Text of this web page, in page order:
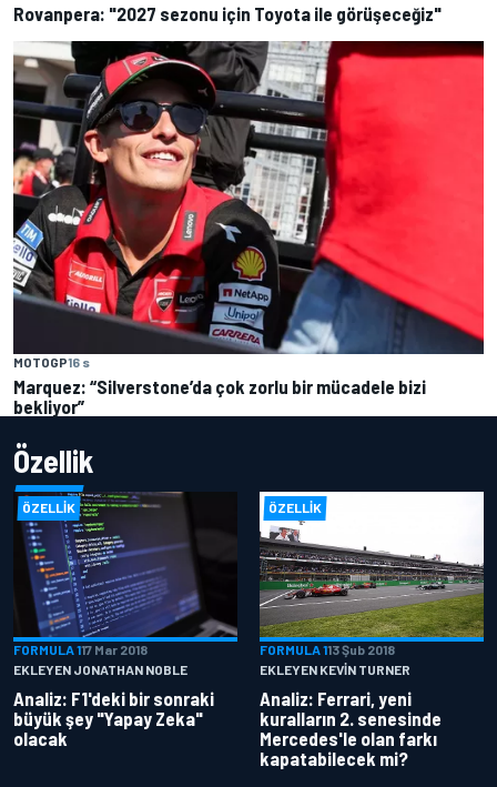
Rovanpera: "2027 sezonu için Toyota ile görüşeceğiz"
MOTOGP16 s
Marquez: “Silverstone’da çok zorlu bir mücadele bizi
bekliyor”
Özellik
ÖZELLIK
FORMULA 117 Mar 2018
EKLEYEN JONATHAN NOBLE
Analiz: F1'deki bir sonraki
büyük şey "Yapay Zeka"
olacak
ÖZELLIK
FORMULA 113 Şub 2018
EKLEYEN KEVIN TURNER
Analiz: Ferrari, yeni
kuralların 2. senesinde
Mercedes'le olan farkı
kapatabilecek mi?